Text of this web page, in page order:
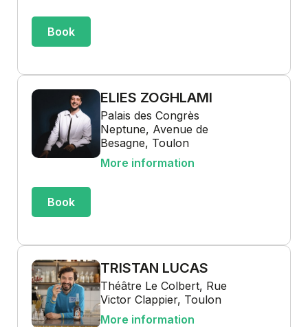
Book
ELIES ZOGHLAMI
Palais des Congrès
Neptune, Avenue de
Besagne, Toulon
More information
Book
TRISTAN LUCAS
Théâtre Le Colbert, Rue
Victor Clappier, Toulon
More information